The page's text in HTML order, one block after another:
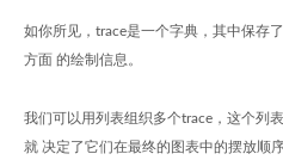
如你所见，trace是一个字典，其中保存
方面 的绘制信息。
我们可以用列表组织多个trace，这个列
就 决定了它们在最终的图表中的摆放顺